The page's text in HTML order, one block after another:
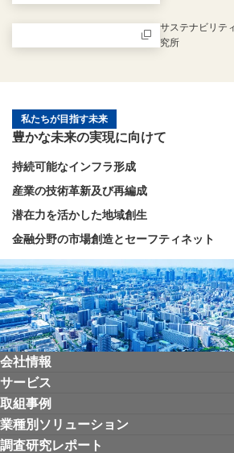
サステナビリテ
究所
私たちが目指す未来
豊かな未来の実現に向けて
持続可能なインフラ形成
産業の技術革新及び再編成
潜在力を活かした地域創生
金融分野の市場創造とセーフティネット
会社情報
サービス
取組事例
業種別ソリューション
調査研究レポート